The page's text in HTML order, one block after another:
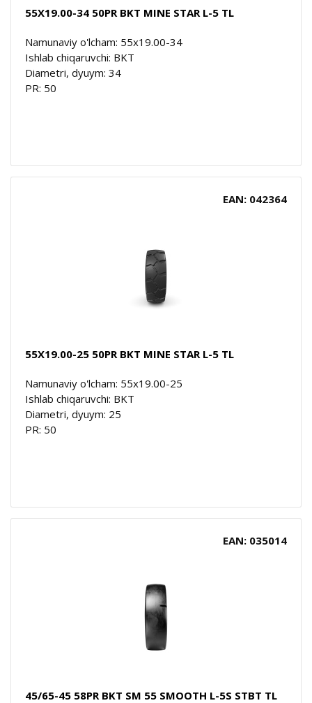
55X19.00-34 50PR BKT MINE STAR L-5 TL
Namunaviy o'lcham: 55x19.00-34
Ishlab chiqaruvchi: BKT
Diametri, dyuym: 34
PR: 50
EAN: 042364
55X19.00-25 50PR BKT MINE STAR L-5 TL
Namunaviy o'lcham: 55x19.00-25
Ishlab chiqaruvchi: BKT
Diametri, dyuym: 25
PR: 50
EAN: 035014
45/65-45 58PR BKT SM 55 SMOOTH L-5S STBT TL